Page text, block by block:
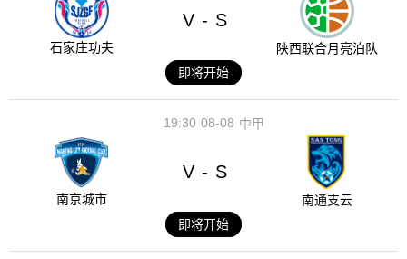
石家庄功夫
V - S
陕西联合月亮泊队
即将开始
08-08
19:30 中甲
南京城市
V - S
南通支云
即将开始